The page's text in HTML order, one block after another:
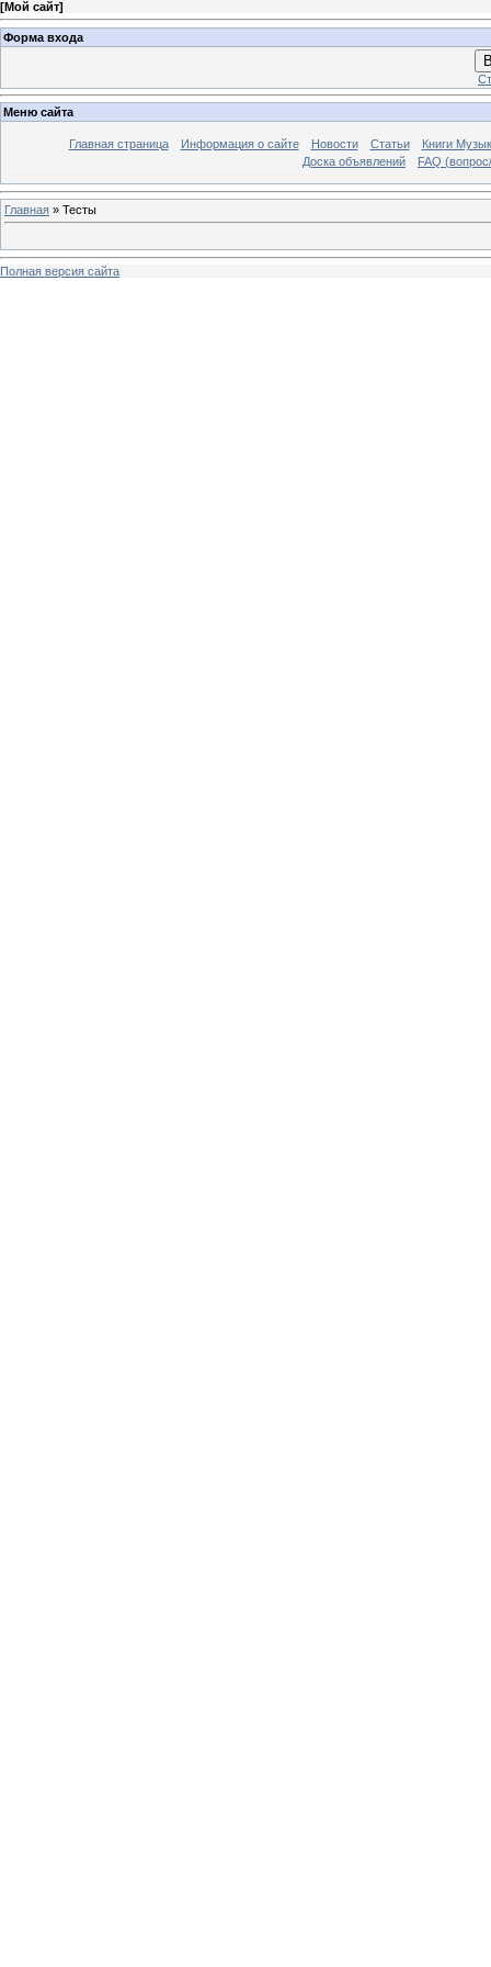
[Мой сайт]
Форма входа
Меню сайта
Главная страница Информация о сайте Новости Статьи
Книги
Доска объявлений
FAQ
Главная » Тесты
Полная версия сайта